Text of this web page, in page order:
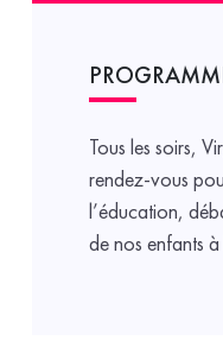
Tous les soirs,
rendez-vous
l’éducation,
de nos enfants à